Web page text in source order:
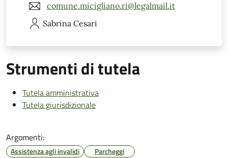
comune.micigliano.ri@legalmail.it
Sabrina Cesari
Strumenti di tutela
Tutela amministrativa
Tutela giurisdizionale
Argomenti:
Assistenza agli invalidi Parcheggi